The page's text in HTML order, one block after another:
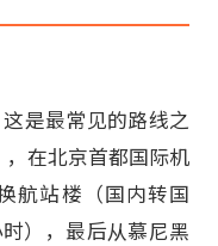
是最常见的路线之
在北京首都国际机
航站楼（国内转国
），最后从慕尼黑